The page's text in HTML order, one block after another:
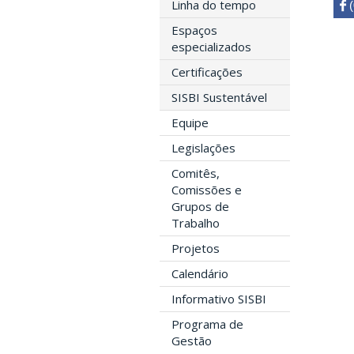
Linha do tempo
Espaços
especializados
Certificações
SISBI Sustentável
Equipe
Legislações
Comitês,
Comissões e
Grupos de
Trabalho
Projetos
Calendário
Informativo SISBI
Programa de
Gestão
